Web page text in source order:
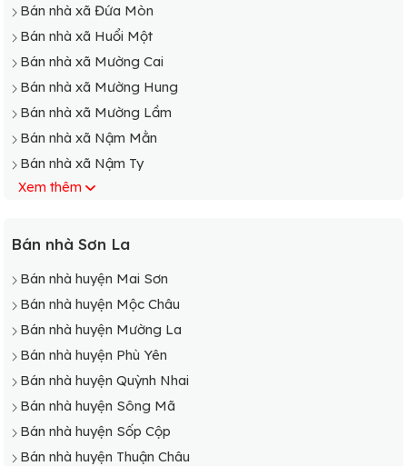
Bán nhà xã Đứa Mòn
Bán nhà xã Huổi Một
Bán nhà xã Mường Cai
Bán nhà xã Mường Hung
Bán nhà xã Mường Lầm
Bán nhà xã Nậm Mằn
Bán nhà xã Nậm Ty
Bán nhà xã Nà Ngựu
Bán nhà xã Yên Hưng
Xem thêm
Bán nhà Sơn La
Bán nhà huyện Mai Sơn
Bán nhà huyện Mộc Châu
Bán nhà huyện Mường La
Bán nhà huyện Phù Yên
Bán nhà huyện Quỳnh Nhai
Bán nhà huyện Sông Mã
Bán nhà huyện Sốp Cộp
Bán nhà huyện Thuận Châu